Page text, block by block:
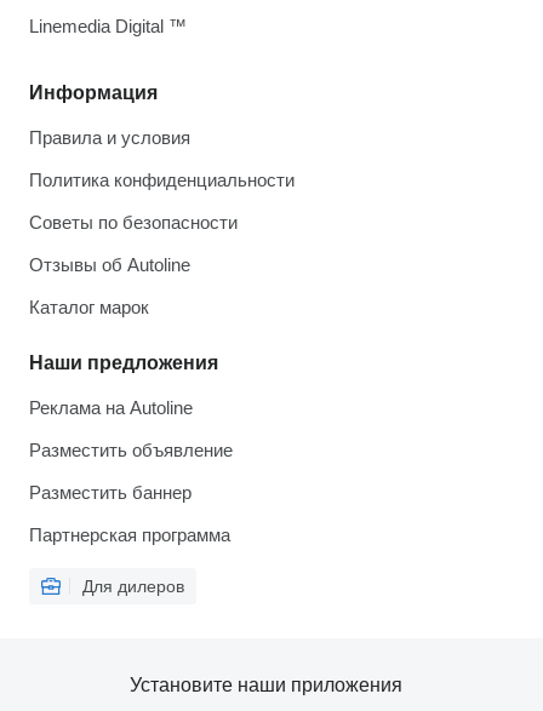
Информация
Правила и условия
Политика конфиденциальности
Советы по безопасности
Отзывы об Autoline
Каталог марок
Наши предложения
Реклама на Autoline
Разместить объявление
Разместить баннер
Партнерская программа
Для дилеров
Linemedia Digital ™
Установите наши приложения